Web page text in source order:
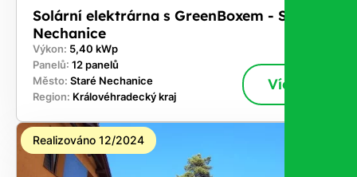
Solární elektrárna s GreenBoxem - Staré
Nechanice
Výkon: 5,40 kWp
Panelů: 12 panelů
Město: Staré Nechanice
Region: Královéhradecký kraj
Více
Realizováno 12/2024